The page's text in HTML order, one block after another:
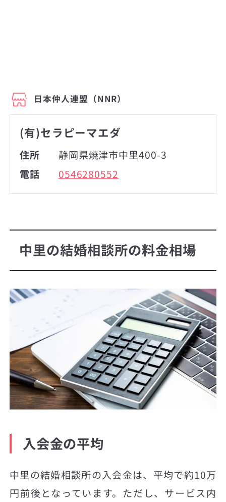
日本仲人連盟（NNR）
(有)セラピーマエダ
住所
静岡県焼津市中里400-3
電話
0546280552
中里の結婚相談所の料金相場
入会金の平均
中里の結婚相談所の入会金は、平均で約10万
円前後となっています。ただし、サービス内